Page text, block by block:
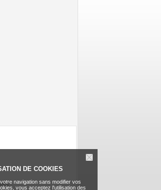
DE COOKIES
navigation sans modifier vos
vous acceptez l'utilisation des